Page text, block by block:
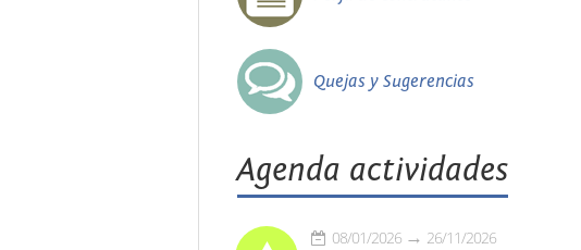
Quejas y Sugerencias
Agenda actividades
08/01/2026 26/11/2026